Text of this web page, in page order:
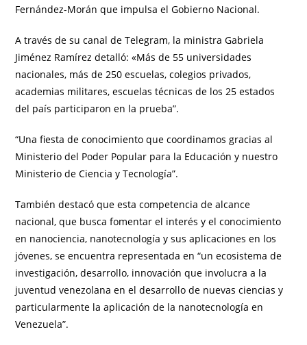
Fernández-Morán que impulsa el Gobierno Nacional.
​A través de su canal de Telegram, la ministra Gabriela
Jiménez Ramírez detalló: «Más de 55 universidades
nacionales, más de 250 escuelas, colegios privados,
academias militares, escuelas técnicas de los 25 estados
del país participaron en la prueba”.
​“Una fiesta de conocimiento que coordinamos gracias al
Ministerio del Poder Popular para la Educación y nuestro
Ministerio de Ciencia y Tecnología”.
​También destacó que esta competencia de alcance
nacional, que busca fomentar el interés y el conocimiento
en nanociencia, nanotecnología y sus aplicaciones en los
jóvenes, se encuentra representada en “un ecosistema de
investigación, desarrollo, innovación que involucra a la
juventud venezolana en el desarrollo de nuevas ciencias y
particularmente la aplicación de la nanotecnología en
Venezuela”.